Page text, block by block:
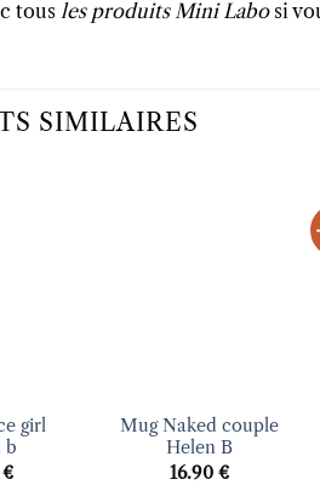
tous les produits Mini Labosi
SIMILAIRES
girl
b
€
Mug Naked couple
Helen B
16.90 €